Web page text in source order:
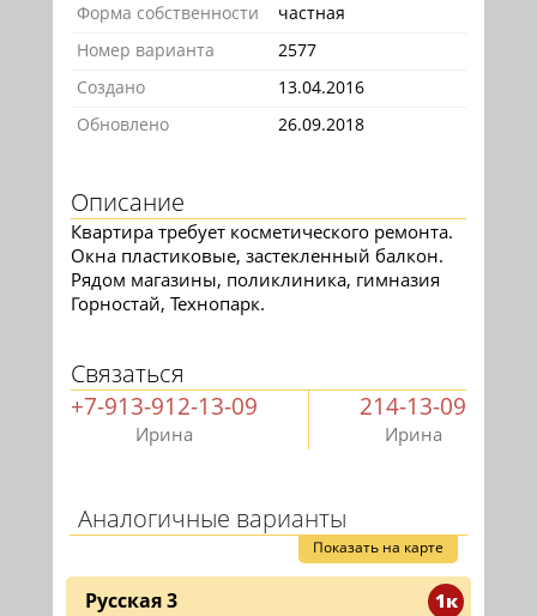
Форма собственности
частная
Номер варианта
2577
Создано
13.04.2016
Обновлено
26.09.2018
Описание
Квартира требует косметического ремонта.
Окна пластиковые, застекленный балкон.
Рядом магазины, поликлиника, гимназия
Горностай, Технопарк.
Связаться
+7-913-912-13-09
Ирина
214-13-09
Ирина
Аналогичные варианты
Показать на карте
1к
Русская 3